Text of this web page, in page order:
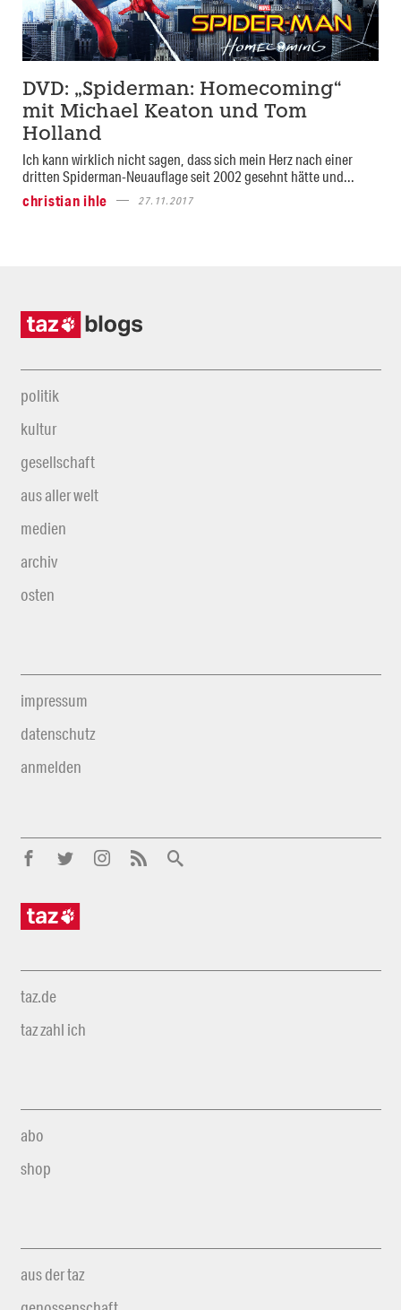
DVD: „Spiderman: Homecoming“
mit Michael Keaton und Tom
Holland
Ich kann wirklich nicht sagen, dass sich mein Herz nach einer
dritten Spiderman-Neuauflage seit 2002 gesehnt hätte und...
christian ihle
27.11.2017
politik
kultur
gesellschaft
aus aller welt
medien
archiv
osten
impressum
datenschutz
anmelden
taz.de
taz zahl ich
abo
shop
aus der taz